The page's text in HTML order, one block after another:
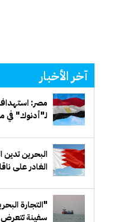
آخر الأخبار
مصر: استهداف
لـ"أدنوك" في
البحرين تدين
الغادر على
"التجارة
سفينة